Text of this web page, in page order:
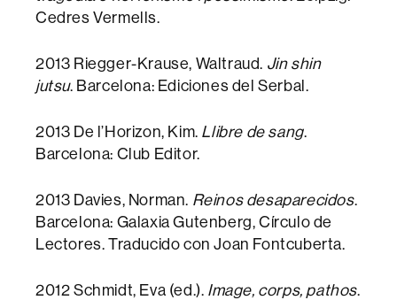
Cedres Vermells.
2013 Riegger-Krause, Waltraud. Jin shin
jutsu. Barcelona: Ediciones del Serbal.
2013 De l’Horizon, Kim. Llibre de sang.
Barcelona: Club Editor.
2013 Davies, Norman. Reinos desaparecidos.
Barcelona: Galaxia Gutenberg, Círculo de
Lectores. Traducido con Joan Fontcuberta.
2012 Schmidt, Eva (ed.). Image, corps, pathos.